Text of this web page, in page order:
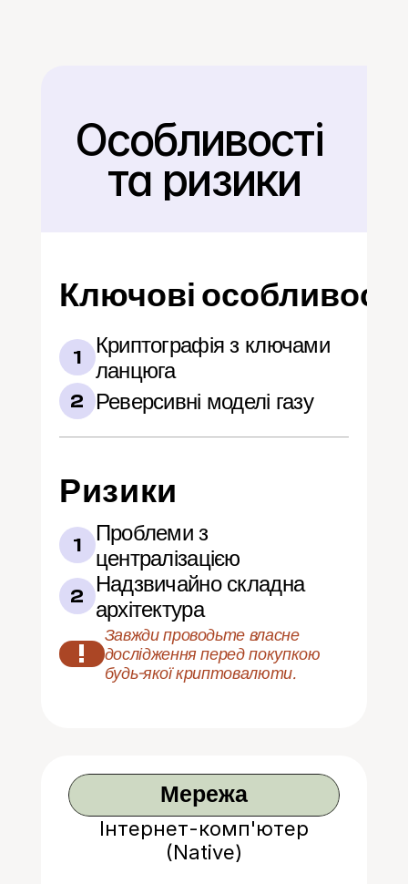
Назад
Особливості
та ризики
Ключові особливості
1
Криптографія з ключами
ланцюга
2 Реверсивні моделі газу
Ризики
1
Проблеми з
централізацією
2
Надзвичайно складна
архітектура
!
Завжди проводьте власне
дослідження перед покупкою
будь-якої криптовалюти.
Мережа
Інтернет-комп'ютер
(Native)